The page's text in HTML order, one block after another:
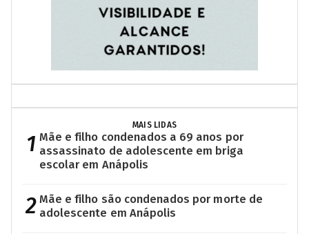
MAIS LIDAS
1 Mãe e filho condenados a 69 anos por
assassinato de adolescente em briga
escolar em Anápolis
2 Mãe e filho são condenados por morte de
adolescente em Anápolis